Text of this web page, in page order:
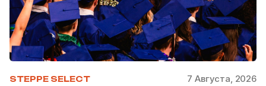
STEPPE SELECT 7 Августа, 2026